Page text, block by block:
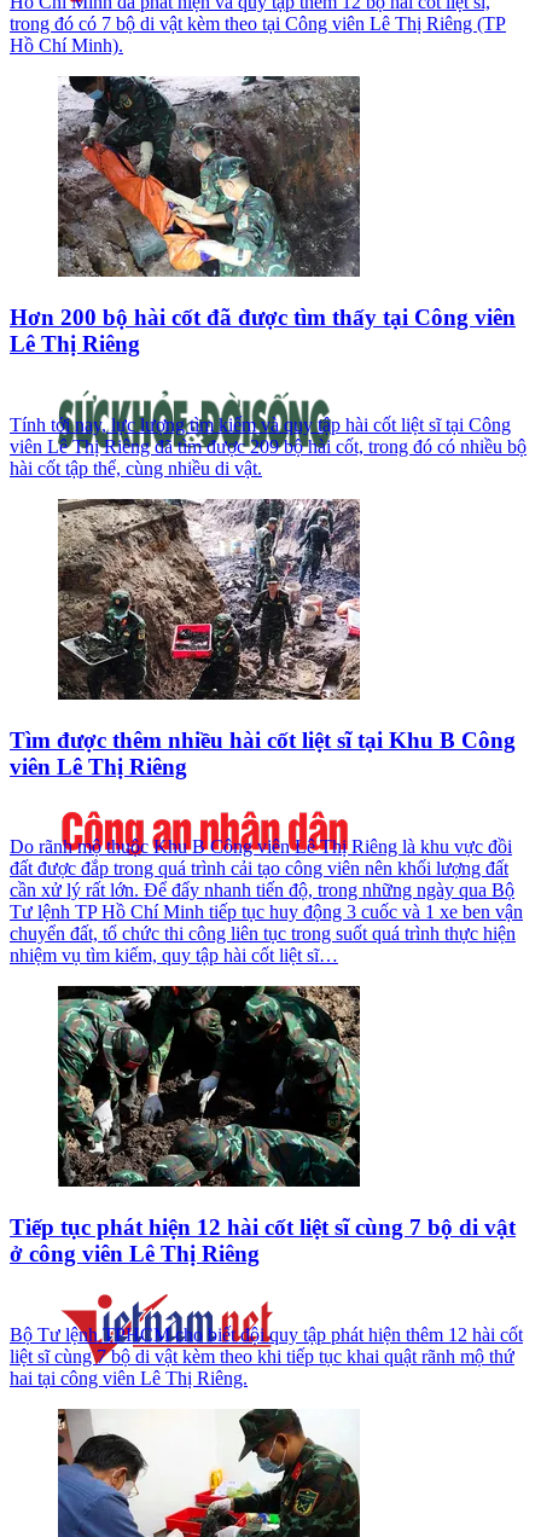
trong đó có 7 bộ di vật kèm theo tại Công viên Lê Thị Riêng (TP
Hồ Chí Minh).
Hơn 200 bộ hài cốt đã được tìm thấy tại Công viên
Lê Thị Riêng
Tính tới nay, lực lượng tìm kiếm và quy tập hài cốt liệt sĩ tại Công
viên Lê Thị Riêng đã tìm được 209 bộ hài cốt, trong đó có nhiều bộ
hài cốt tập thể, cùng nhiều di vật.
Tìm được thêm nhiều hài cốt liệt sĩ tại Khu B Công
viên Lê Thị Riêng
Do rãnh mộ thuộc Khu B Công viên Lê Thị Riêng là khu vực đồi
đất được đắp trong quá trình cải tạo công viên nên khối lượng đất
cần xử lý rất lớn. Để đẩy nhanh tiến độ, trong những ngày qua Bộ
Tư lệnh TP Hồ Chí Minh tiếp tục huy động 3 cuốc và 1 xe ben vận
chuyển đất, tổ chức thi công liên tục trong suốt quá trình thực hiện
nhiệm vụ tìm kiếm, quy tập hài cốt liệt sĩ…
Tiếp tục phát hiện 12 hài cốt liệt sĩ cùng 7 bộ di vật
ở công viên Lê Thị Riêng
Bộ Tư lệnh TPHCM cho biết đội quy tập phát hiện thêm 12 hài cốt
liệt sĩ cùng 7 bộ di vật kèm theo khi tiếp tục khai quật rãnh mộ thứ
hai tại công viên Lê Thị Riêng.